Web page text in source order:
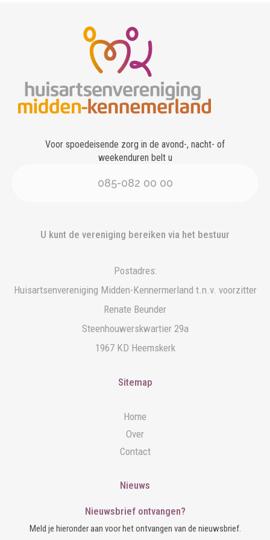
Voor spoedeisende zorg in de avond-, nacht- of
weekenduren belt u
085-082 00 00
U kunt de vereniging bereiken via het bestuur
Postadres:
Huisartsenvereniging Midden-Kennermerland t.n.v. voorzitter
Renate Beunder
Steenhouwerskwartier 29a
1967 KD Heemskerk
Sitemap
Home
Over
Contact
Nieuws
Nieuwsbrief ontvangen?
Meld je hieronder aan voor het ontvangen van de nieuwsbrief.